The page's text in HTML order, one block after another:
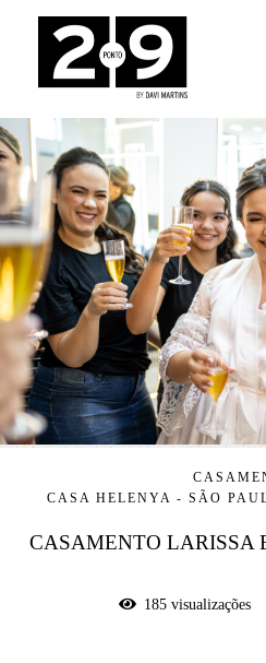
CASA HELENYA - SÃO
CASAMENTO LARISSA
185visualizações